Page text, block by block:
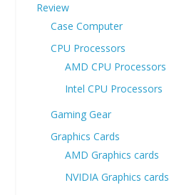
Review
Case Computer
CPU Processors
AMD CPU Processors
Intel CPU Processors
Gaming Gear
Graphics Cards
AMD Graphics cards
NVIDIA Graphics cards